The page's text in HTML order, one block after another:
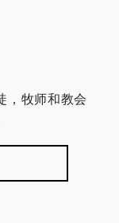
，牧师和教会